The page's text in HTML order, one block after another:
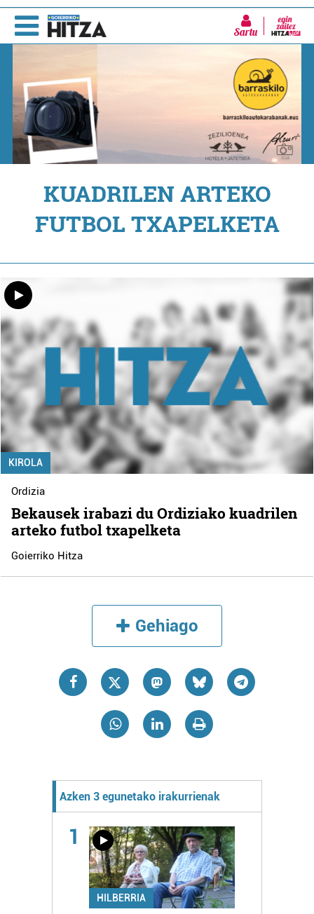
Sartu
KUADRILEN ARTEKO
FUTBOL TXAPELKETA
KIROLA
Ordizia
Bekausek irabazi du Ordiziako kuadrilen
arteko futbol txapelketa
Goierriko Hitza
Gehiago
Azken 3 egunetako irakurrienak
1
HILBERRIA